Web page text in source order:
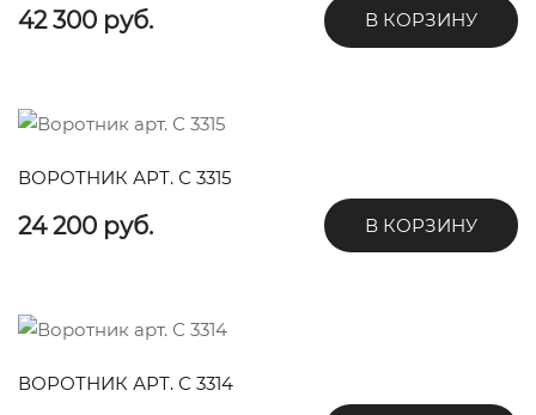
42 300 руб. В КОРЗИНУ
ВОРОТНИК АРТ. С 3315
24 200 руб. В КОРЗИНУ
ВОРОТНИК АРТ. С 3314